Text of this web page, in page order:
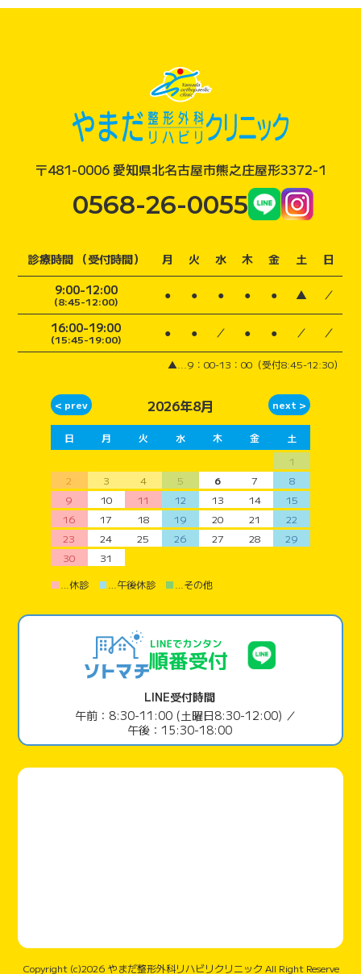
〒481-0006 愛知県北名古屋市熊之庄屋形3372-1
0568-26-0055
診療時間 （受付時間） 月 火 水 木 金 土
日
9:00-12:00
(8:45-12:00) ● ● ● ● ● ▲ ／
16:00-19:00
(15:45-19:00) ● ● ／ ● ● ／ ／
▲...9：00-13：00（受付8:45-12:30）
2026年8月
日 月 火 水 木 金
土
1
2
3 4 5 6 7
8
9
10 11 12 13 14
15
16
17 18 19 20 21
22
23
24 25 26 27 28
29
30
31
■
…休診 ■ …午後休診 ■ …その他
LINE受付時間
午前：8:30-11:00 (土曜日8:30-12:00) ／
午後：15:30-18:00
Copyright (c)2026 やまだ整形外科リハビリクリニック All Right Reserve